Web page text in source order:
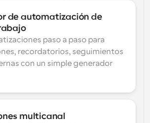
de automatización de
paso a paso para
recordatorios, seguimientos
con un simple generador
multicanal